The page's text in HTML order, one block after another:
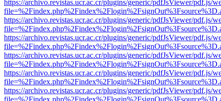
https://archivo.revistas.ucr.ac.cr/plugins/generic/pdfJsViewer/pdf.js/
https://archivo.revistas.ucr.ac.cr/plugins/generic/pdfJsViewer/pdf.js/
https://archivo.revistas.ucr.ac.cr/plugins/generic/pdfJsViewer/pdf.js/
https://archivo.revistas.ucr.ac.cr/plugins/generic/pdfJsViewer/pdf.js/
https://archivo.revistas.ucr.ac.cr/plugins/generic/pdfJsViewer/pdf.js/
https://archivo.revistas.ucr.ac.cr/plugins/generic/pdfJsViewer/pdf.js/